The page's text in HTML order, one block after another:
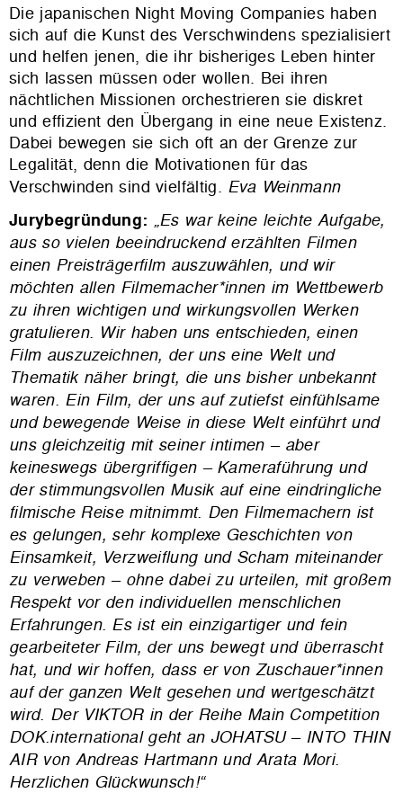
Die japanischen Night Moving Companies haben
sich auf die Kunst des Verschwindens spezialisiert
und helfen jenen, die ihr bisheriges Leben hinter
sich lassen müssen oder wollen. Bei ihren
nächtlichen Missionen orchestrieren sie diskret
und effizient den Übergang in eine neue Existenz.
Dabei bewegen sie sich oft an der Grenze zur
Legalität, denn die Motivationen für das
Verschwinden sind vielfältig. Eva Weinmann
Jurybegründung: „Es war keine leichte Aufgabe,
aus so vielen beeindruckend erzählten Filmen
einen Preisträgerfilm auszuwählen, und wir
möchten allen Filmemacher*innen im Wettbewerb
zu ihren wichtigen und wirkungsvollen Werken
gratulieren. Wir haben uns entschieden, einen
Film auszuzeichnen, der uns eine Welt und
Thematik näher bringt, die uns bisher unbekannt
waren. Ein Film, der uns auf zutiefst einfühlsame
und bewegende Weise in diese Welt einführt und
uns gleichzeitig mit seiner intimen – aber
keineswegs übergriffigen – Kameraführung und
der stimmungsvollen Musik auf eine eindringliche
filmische Reise mitnimmt. Den Filmemachern ist
es gelungen, sehr komplexe Geschichten von
Einsamkeit, Verzweiflung und Scham miteinander
zu verweben – ohne dabei zu urteilen, mit großem
Respekt vor den individuellen menschlichen
Erfahrungen. Es ist ein einzigartiger und fein
gearbeiteter Film, der uns bewegt und überrascht
hat, und wir hoffen, dass er von Zuschauer*innen
auf der ganzen Welt gesehen und wertgeschätzt
wird. Der VIKTOR in der Reihe Main Competition
DOK.international geht an JOHATSU – INTO THIN
AIR von Andreas Hartmann und Arata Mori.
Herzlichen Glückwunsch!“